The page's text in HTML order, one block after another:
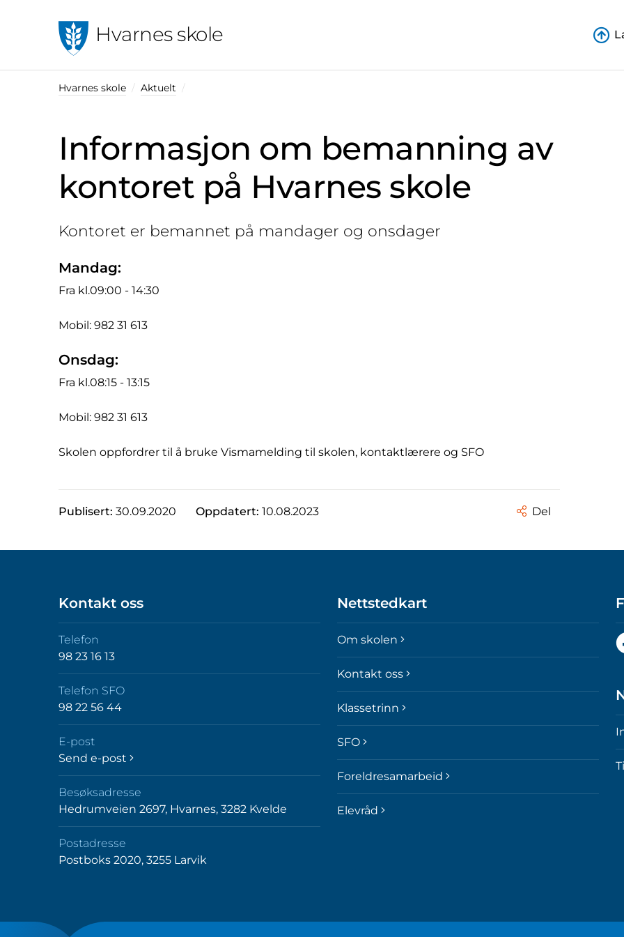
Hvarnes skole
Hvarnes skole Aktuelt
Informasjon om bemanning av
kontoret på Hvarnes skole
Kontoret er bemannet på mandager og onsdager
Mandag:
Fra kl.09:00 - 14:30
Mobil: 982 31 613
Onsdag:
Fra kl.08:15 - 13:15
Mobil: 982 31 613
Skolen oppfordrer til å bruke Vismamelding til skolen, kontaktlærere og SFO
Publisert: 30.09.2020 Oppdatert: 10.08.2023 Del
Kontakt oss
Telefon
98 23 16 13
Telefon SFO
98 22 56 44
E-post
Send e-post
Besøksadresse
Hedrumveien 2697, Hvarnes, 3282 Kvelde
Postadresse
Postboks 2020, 3255 Larvik
Nettstedkart
Om skolen
Kontakt oss
Klassetrinn
SFO
Foreldresamarbeid
Elevråd